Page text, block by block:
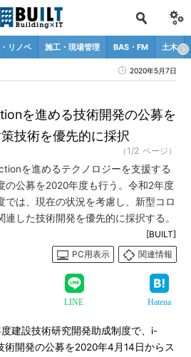
リノベ 施工・現場管理 BAS・FM 土木
2020年5月7日
を進める技術開発の公募を
技術を優先的に採択
（1/2 ページ）
を進めるテクノロジーを支援する
の公募を2020年度も行う。令和2年度
では、現在の状況を考慮し、新型コロ
した技術開発を優先的に採択する。
[BUILT]
PC用表示
関連情報
LINE Hatena
建設技術研究開発助成制度で、i-
開発の公募を2020年4月14日からス